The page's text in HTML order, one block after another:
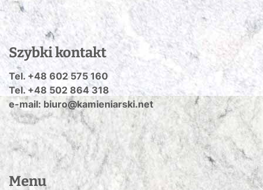
Szybki kontakt
Tel. +48 602 575 160
Tel. +48 502 864 318
e-mail: biuro@kamieniarski.net
Menu